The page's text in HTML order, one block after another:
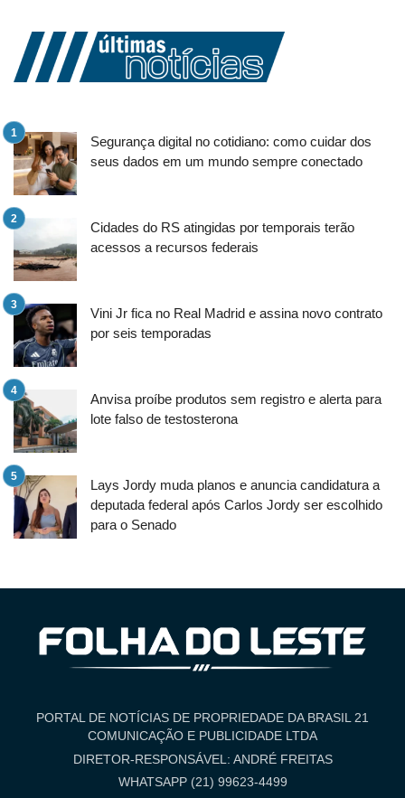
Segurança digital no cotidiano: como cuidar dos
seus dados em um mundo sempre conectado
Cidades do RS atingidas por temporais terão
acessos a recursos federais
Vini Jr fica no Real Madrid e assina novo contrato
por seis temporadas
Anvisa proíbe produtos sem registro e alerta para
lote falso de testosterona
Lays Jordy muda planos e anuncia candidatura a
deputada federal após Carlos Jordy ser escolhido
para o Senado
PORTAL DE NOTÍCIAS DE PROPRIEDADE DA BRASIL 21
COMUNICAÇÃO E PUBLICIDADE LTDA
DIRETOR-RESPONSÁVEL: ANDRÉ FREITAS
WHATSAPP (21) 99623-4499